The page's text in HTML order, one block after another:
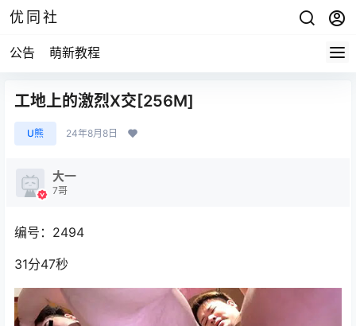
优同社
公告 萌新教程
工地上的激烈X交[256M]
U熊 24年8月8日
大一
7哥
编号：2494
31分47秒